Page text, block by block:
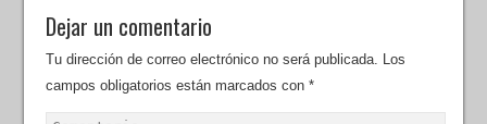
Dejar un comentario
Tu dirección de correo electrónico no será publicada. Los
campos obligatorios están marcados con*